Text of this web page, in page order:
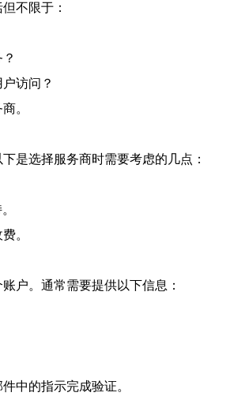
不限于：
访问？
。
是选择服务商时需要考虑的几点：
。
户。通常需要提供以下信息：
中的指示完成验证。